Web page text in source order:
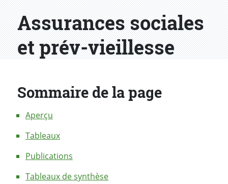
Assurances sociales
et prév-vieillesse
Sommaire de la page
Aperçu
Tableaux
Publications
Tableaux de synthèse